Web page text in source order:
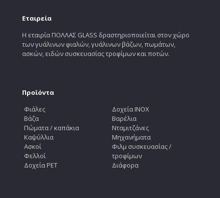
Εταιρεία
Η εταιρία ΠΟΛΛΑΣ GLASS δραστηριοποιείται στον χώρο
των γυάλινων φιαλών, γυάλινων βάζων, πωμάτων,
ασκών, ειδών συσκευασίας τροφίμων και ποτών.
Προϊόντα
Φιάλες
Βάζα
Πώματα / καπάκια
Καψύλλια
Ασκοί
Φελλοί
Δοχεία PET
Δοχεία INOX
Βαρέλια
Νταμιτζάνες
Μηχανήματα
Φιλμ συσκευασίας /
τροφίμων
Διάφορα